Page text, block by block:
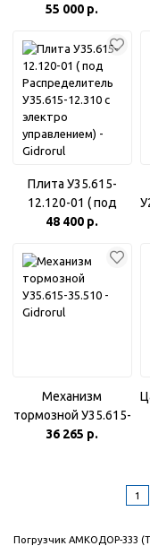
(правый)
55 000 р.
Плита У35.615-
12.120-01 ( под
Распределитель
электро
управлением)
48 400 р.
Механизм
тормозной У35.615-
35.510
36 265 р.
1
Погрузчик АМКОДОР-333